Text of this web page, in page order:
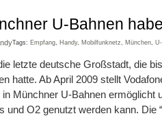
U-Bahnen
Tags: Empfang, Handy, Mobilfunknetz, München,
letzte deutsche Großstadt, die
hatte. Ab April 2009 stellt
in Münchner U-Bahnen ermöglicht
und O2 genutzt werden kann. Die